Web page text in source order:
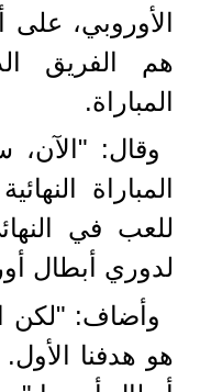
الأوروبي،
هم الفريق
المباراة.
وقال:
المباراة
للعب في
لدوري أبطال
وأضاف: "لكن
هو هدفنا